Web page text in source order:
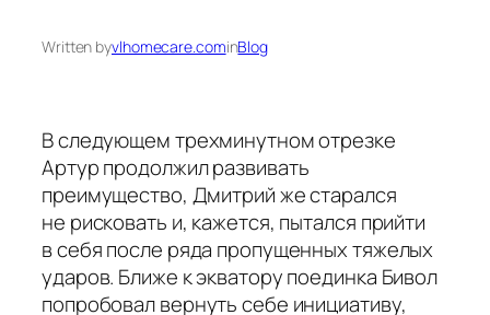
Written byvlhomecare.cominBlog
В следующем трехминутном отрезке
Артур продолжил развивать
преимущество, Дмитрий же старался
не рисковать и, кажется, пытался прийти
в себя после ряда пропущенных тяжелых
ударов. Ближе к экватору поединка Бивол
попробовал вернуть себе инициативу,